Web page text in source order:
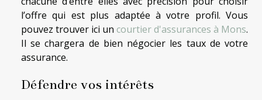
l’offre qui est plus adaptée à votre profil. Vous
pouvez trouver ici un courtier d'assurances à Mons.
Il se chargera de bien négocier les taux de votre
assurance.
Défendre vos intérêts